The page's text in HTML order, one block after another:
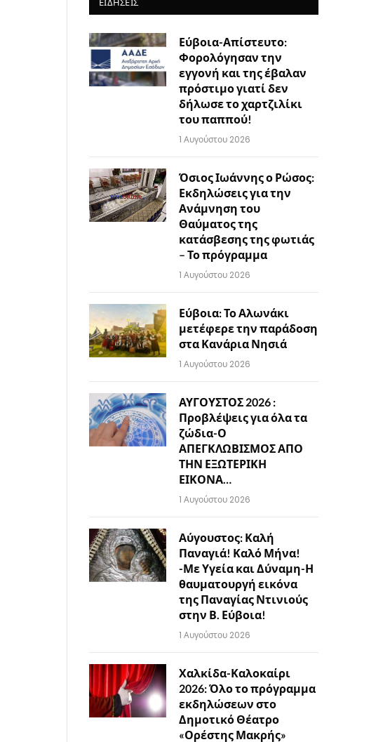
Εύβοια-Απίστευτο:
Φορολόγησαν την
εγγονή και της έβαλαν
πρόστιμο γιατί δεν
δήλωσε το χαρτζιλίκι
του παππού!
1 Αυγούστου 2026
Όσιος Ιωάννης ο Ρώσος:
Εκδηλώσεις για την
Ανάμνηση του
Θαύματος της
κατάσβεσης της φωτιάς
– Το πρόγραμμα
1 Αυγούστου 2026
Εύβοια: Το Αλωνάκι
μετέφερε την παράδοση
στα Κανάρια Νησιά
1 Αυγούστου 2026
ΑΥΓΟΥΣΤΟΣ 2026 :
Προβλέψεις για όλα τα
ζώδια-Ο
ΑΠΕΓΚΛΩΒΙΣΜΟΣ ΑΠΟ
ΤΗΝ ΕΞΩΤΕΡΙΚΗ
ΕΙΚΟΝΑ…
1 Αυγούστου 2026
Αύγουστος: Καλή
Παναγιά! Καλό Μήνα!
-Με Υγεία και Δύναμη-Η
θαυματουργή εικόνα
της Παναγίας Ντινιούς
στην Β. Εύβοια!
1 Αυγούστου 2026
Χαλκίδα-Καλοκαίρι
2026: Όλο το πρόγραμμα
εκδηλώσεων στο
Δημοτικό Θέατρο
«Ορέστης Μακρής»